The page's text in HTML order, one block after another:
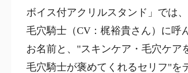
ボイス付アクリルスタンド」では、
毛穴騎士（CV：梶裕貴さん）に呼
お名前と、"スキンケア・毛穴ケア
毛穴騎士が褒めてくれるセリフ"を